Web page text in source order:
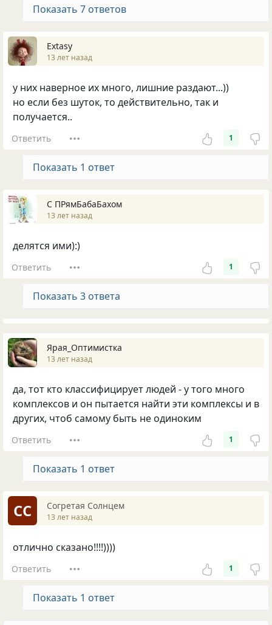
Показать 7 ответов
Extasy
13 лет назад
у них наверное их много, лишние раздают...))
но если без шуток, то действительно, так и
получается..
Ответить 1
Показать 1 ответ
С ПРямБабаБахом
13 лет назад
делятся ими):)
Ответить 1
Показать 3 ответа
Ярая_Оптимистка
13 лет назад
да, тот кто классифицирует людей - у того много
комплексов и он пытается найти эти комплексы и в
других, чтоб самому быть не одиноким
Ответить 1
Показать 1 ответ
СС Согретая Солнцем
13 лет назад
отлично сказано!!!!))))
Ответить 1
Показать 1 ответ